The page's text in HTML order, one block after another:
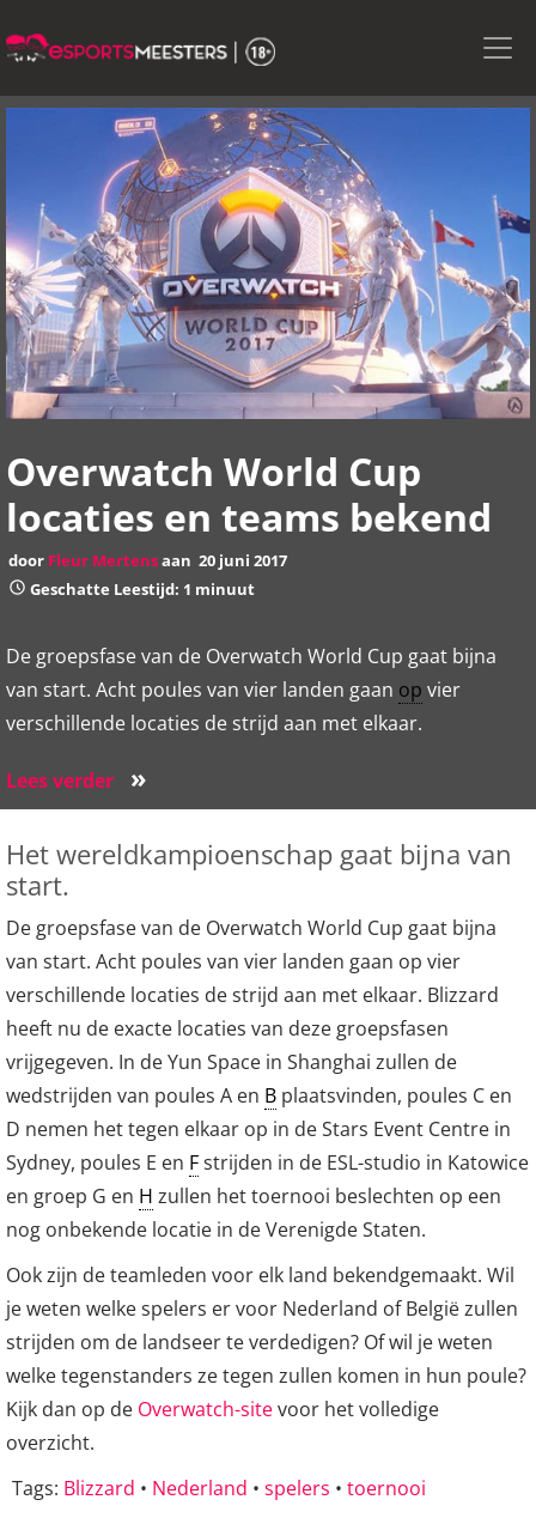
to
content
Overwatch World Cup
locaties en teams bekend
door Fleur Mertensaan 20 juni 2017
Geschatte Leestijd: 1 minuut
De groepsfase van de Overwatch World Cup gaat bijna
van start. Acht poules van vier landen gaan op vier
verschillende locaties de strijd aan met elkaar.
Lees verder »
Het wereldkampioenschap gaat bijna van
start.
De groepsfase van de Overwatch World Cup gaat bijna
van start. Acht poules van vier landen gaan op vier
verschillende locaties de strijd aan met elkaar. Blizzard
heeft nu de exacte locaties van deze groepsfasen
vrijgegeven. In de Yun Space in Shanghai zullen de
wedstrijden van poules A en B plaatsvinden, poules C en
D nemen het tegen elkaar op in de Stars Event Centre in
Sydney, poules E en Fstrijden in de ESL-studio in Katowice
en groep G en H zullen het toernooi beslechten op een
nog onbekende locatie in de Verenigde Staten.
Ook zijn de teamleden voor elk land bekendgemaakt. Wil
je weten welke spelers er voor Nederland of België zullen
strijden om de landseer te verdedigen? Of wil je weten
welke tegenstanders ze tegen zullen komen in hun poule?
Kijk dan op de Overwatch-sitevoor het volledige
overzicht.
Tags: Blizzard • Nederland • spelers • toernooi